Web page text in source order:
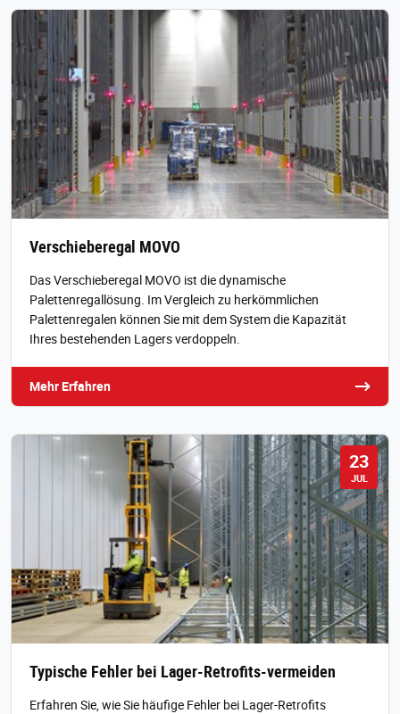
Verschieberegal MOVO
Das Verschieberegal MOVO ist die dynamische
Palettenregallösung. Im Vergleich zu herkömmlichen
Palettenregalen können Sie mit dem System die Kapazität
Ihres bestehenden Lagers verdoppeln.
Mehr Erfahren
23
JUL
Typische Fehler bei Lager-Retrofits-vermeiden
Erfahren Sie, wie Sie häufige Fehler bei Lager-Retrofits